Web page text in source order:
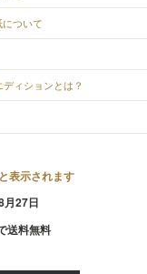
について
ディションとは？
表示されます
月27日
送料無料